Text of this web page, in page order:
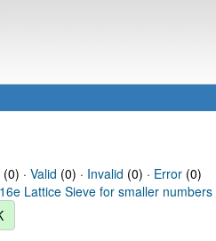
(0) · Valid (0) · Invalid (0) · Error(0)
16e Lattice Sieve for smaller numbers